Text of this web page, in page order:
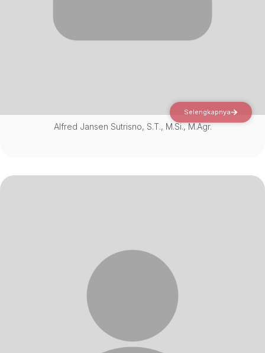
Selengkapnya
Alfred Jansen Sutrisno, S.T., M.Si., M.Agr.